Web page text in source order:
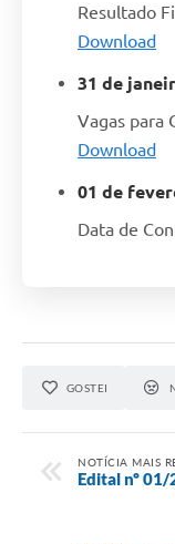
Resultado
Download
31 de
Vagas para
Download
01 de
Data de
GOSTEI
NOTÍCIA MAIS
Edital nº